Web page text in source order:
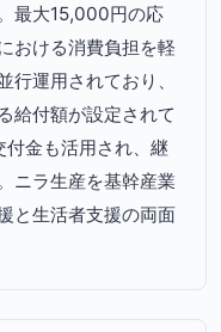
最大15,000円の応
おける消費負担を軽
行運用されており、
給付額が設定されて
金も活用され、継
ニラ生産を基幹産業
と生活者支援の両面